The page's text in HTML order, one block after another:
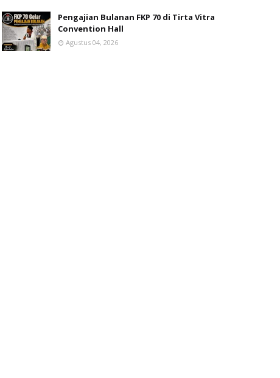
Pengajian Bulanan FKP 70 di Tirta Vitra
Convention Hall
Agustus 04, 2026